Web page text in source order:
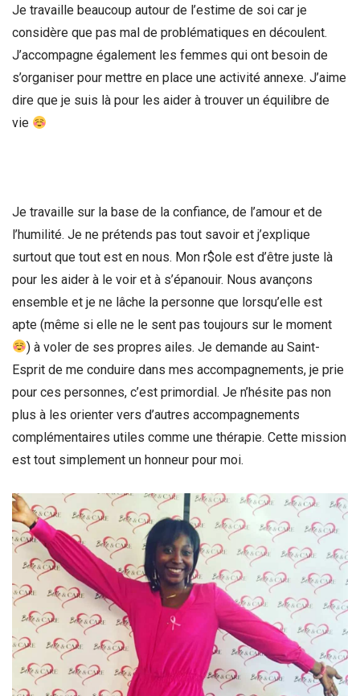
Je travaille beaucoup autour de l’estime de soi car je
considère que pas mal de problématiques en découlent.
J’accompagne également les femmes qui ont besoin de
s’organiser pour mettre en place une activité annexe. J’aime
dire que je suis là pour les aider à trouver un équilibre de
vie
Je travaille sur la base de la confiance, de l’amour et de
l’humilité. Je ne prétends pas tout savoir et j’explique
surtout que tout est en nous. Mon r$ole est d’être juste là
pour les aider à le voir et à s’épanouir. Nous avançons
ensemble et je ne lâche la personne que lorsqu’elle est
apte (même si elle ne le sent pas toujours sur le moment
) à voler de ses propres ailes. Je demande au Saint-
Esprit de me conduire dans mes accompagnements, je prie
pour ces personnes, c’est primordial. Je n’hésite pas non
plus à les orienter vers d’autres accompagnements
complémentaires utiles comme une thérapie. Cette mission
est tout simplement un honneur pour moi.